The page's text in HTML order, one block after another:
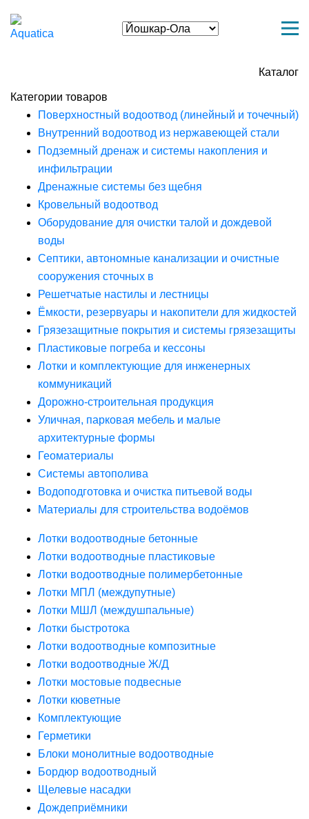
Каталог
Категории товаров
Поверхностный водоотвод (линейный и точечный)
Внутренний водоотвод из нержавеющей стали
Подземный дренаж и системы накопления и
инфильтрации
Дренажные системы без щебня
Кровельный водоотвод
Оборудование для очистки талой и дождевой
воды
Септики, автономные канализации и очистные
сооружения сточных в
Решетчатые настилы и лестницы
Ёмкости, резервуары и накопители для жидкостей
Грязезащитные покрытия и системы грязезащиты
Пластиковые погреба и кессоны
Лотки и комплектующие для инженерных
коммуникаций
Дорожно-строительная продукция
Уличная, парковая мебель и малые
архитектурные формы
Геоматериалы
Системы автополива
Водоподготовка и очистка питьевой воды
Материалы для строительства водоёмов
Лотки водоотводные бетонные
Лотки водоотводные пластиковые
Лотки водоотводные полимербетонные
Лотки МПЛ (междупутные)
Лотки МШЛ (междушпальные)
Лотки быстротока
Лотки водоотводные композитные
Лотки водоотводные Ж/Д
Лотки мостовые подвесные
Лотки кюветные
Комплектующие
Герметики
Блоки монолитные водоотводные
Бордюр водоотводный
Щелевые насадки
Дождеприёмники